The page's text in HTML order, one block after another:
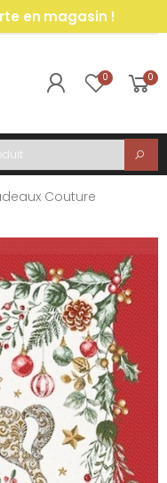
en magasin !
0 0
Couture